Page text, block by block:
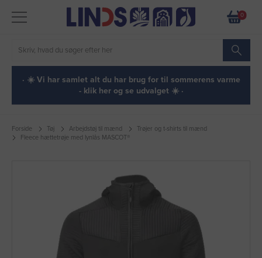
0
· ☀️ Vi har samlet alt du har brug for til sommerens varme
- klik her og se udvalget ☀️ ·
Forside Tøj Arbejdstøj til mænd
Trøjer og t-shirts til mænd
Fleece hættetrøje med lynlås MASCOT®